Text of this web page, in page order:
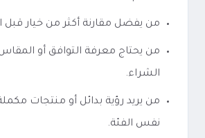
من يفضل مقارنة أكثر من خيار قبل
من يحتاج معرفة التوافق أو
الشراء.
من يريد رؤية بدائل أو منتجات
نفس الفئة.